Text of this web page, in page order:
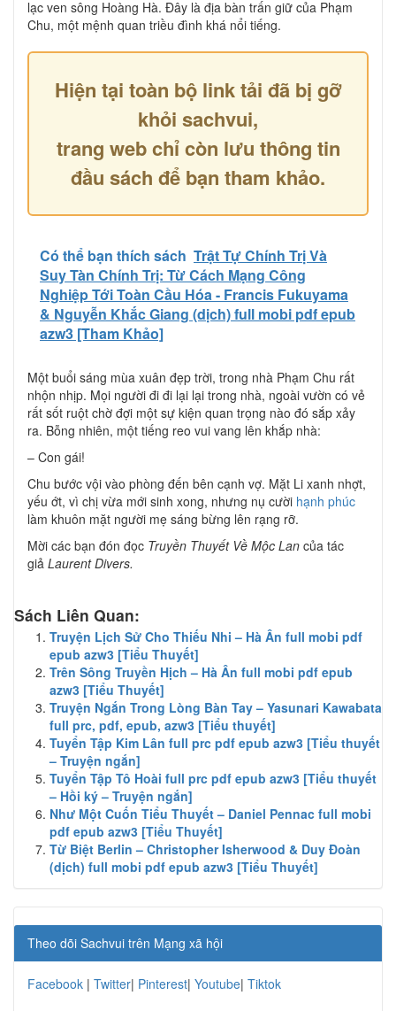
lạc ven sông Hoàng Hà. Đây là địa bàn trấn giữ của Phạm
Chu, một mệnh quan triều đình khá nổi tiếng.
Hiện tại toàn bộ link tải đã bị gỡ
khỏi sachvui,
trang web chỉ còn lưu thông tin
đầu sách để bạn tham khảo.
Có thể bạn thích sách Trật Tự Chính Trị Và
Suy Tàn Chính Trị: Từ Cách Mạng Công
Nghiệp Tới Toàn Cầu Hóa - Francis Fukuyama
& Nguyễn Khắc Giang (dịch) full mobi pdf epub
azw3 [Tham Khảo]
Một buổi sáng mùa xuân đẹp trời, trong nhà Phạm Chu rất
nhộn nhịp. Mọi người đi đi lại lại trong nhà, ngoài vườn có vẻ
rất sốt ruột chờ đợi một sự kiện quan trọng nào đó sắp xảy
ra. Bỗng nhiên, một tiếng reo vui vang lên khắp nhà:
– Con gái!
Chu bước vội vào phòng đến bên cạnh vợ. Mặt Li xanh nhợt,
yếu ớt, vì chị vừa mới sinh xong, nhưng nụ cười hạnh phúc
làm khuôn mặt người mẹ sáng bừng lên rạng rỡ.
Mời các bạn đón đọc Truyền Thuyết Về Mộc Lan của tác
giả Laurent Divers.
Sách Liên Quan:
Truyện Lịch Sử Cho Thiếu Nhi – Hà Ân full mobi pdf
epub azw3 [Tiểu Thuyết]
Trên Sông Truyền Hịch – Hà Ân full mobi pdf epub
azw3 [Tiểu Thuyết]
Truyện Ngắn Trong Lòng Bàn Tay – Yasunari Kawabata
full prc, pdf, epub, azw3 [Tiểu thuyết]
Tuyển Tập Kim Lân full prc pdf epub azw3 [Tiểu thuyết
– Truyện ngắn]
Tuyển Tập Tô Hoài full prc pdf epub azw3 [Tiểu thuyết
– Hồi ký – Truyện ngắn]
Như Một Cuốn Tiểu Thuyết – Daniel Pennac full mobi
pdf epub azw3 [Tiểu Thuyết]
Từ Biệt Berlin – Christopher Isherwood & Duy Đoàn
(dịch) full mobi pdf epub azw3 [Tiểu Thuyết]
Theo dõi Sachvui trên Mạng xã hội
Facebook | Twitter| Pinterest| Youtube| Tiktok